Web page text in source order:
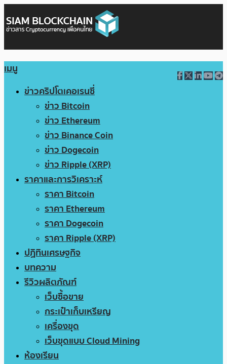
เมนู
ข่าวคริปโตเคอเรนซี่
ข่าว Bitcoin
ข่าว Ethereum
ข่าว Binance Coin
ข่าว Dogecoin
ข่าว Ripple (XRP)
ราคาและการวิเคราะห์
ราคา Bitcoin
ราคา Ethereum
ราคา Dogecoin
ราคา Ripple (XRP)
ปฏิทินเศรษฐกิจ
บทความ
รีวิวผลิตภัณฑ์
เว็บซื้อขาย
กระเป๋าเก็บเหรียญ
เครื่องขุด
เว็บขุดแบบ Cloud Mining
ห้องเรียน